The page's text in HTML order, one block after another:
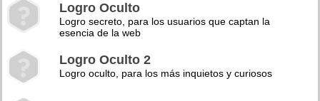
Logro Oculto
Logro secreto, para los usuarios que captan la
esencia de la web
Logro Oculto 2
Logro oculto, para los más inquietos y curiosos